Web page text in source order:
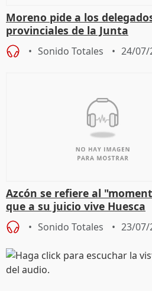
Moreno pide a los
provinciales de la Junta
"determinación para
retos", diálog
Sonido Totales 24/07/
Azcón se refiere al
que a su juicio vive Huesca
Sonido Totales 23/07/